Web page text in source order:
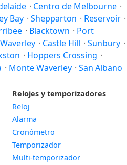
· Centro de Melbourne ·
Bay · Shepparton · Reservoir ·
· Blacktown · Port
· Castle Hill · Sunbury ·
· Hoppers Crossing ·
· Monte Waverley · San Albano
Relojes y temporizadores
Reloj
Alarma
Cronómetro
Temporizador
Multi-temporizador